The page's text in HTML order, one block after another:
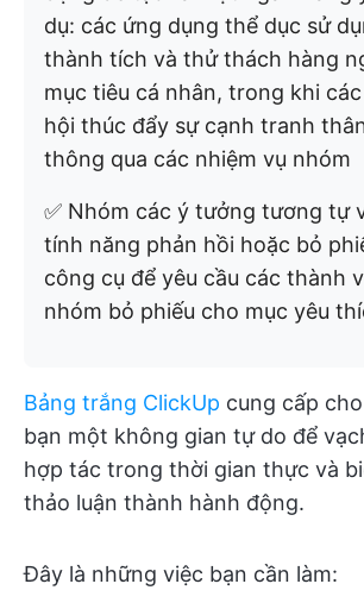
dụ: các ứng dụng thể dục sử
thành tích và thử thách hàng
mục tiêu cá nhân, trong khi
hội thúc đẩy sự cạnh tranh
thông qua các nhiệm vụ nhóm
✅ Nhóm các ý tưởng tương tự
tính năng phản hồi hoặc bỏ
công cụ để yêu cầu các thành
nhóm bỏ phiếu cho mục yêu
Bảng trắng ClickUp cung cấp
bạn một không gian tự do để
hợp tác trong thời gian thực và
thảo luận thành hành động.
Đây là những việc bạn cần làm: